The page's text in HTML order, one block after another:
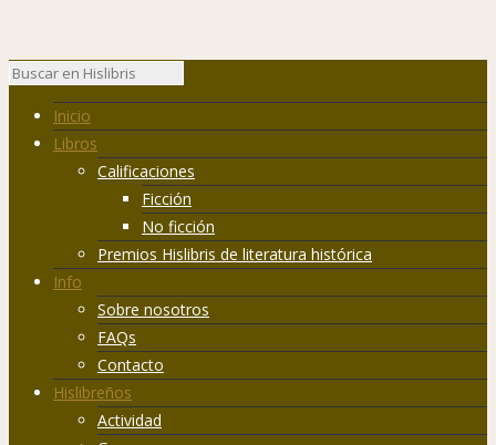
Inicio
Libros
Calificaciones
Ficción
No ficción
Premios Hislibris de literatura histórica
Info
Sobre nosotros
FAQs
Contacto
Hislibreños
Actividad